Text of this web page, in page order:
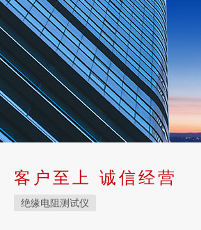
客户至上 诚信经营
绝缘电阻测试仪